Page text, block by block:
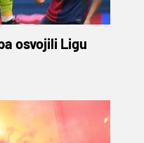
osvojili Ligu